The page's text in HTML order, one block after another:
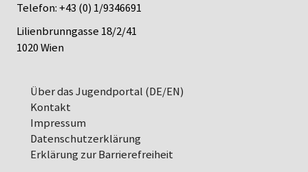
Telefon:+43 (0) 1/9346691
Lilienbrunngasse 18/2/41
1020 Wien
Über das Jugendportal (DE/EN)
Kontakt
Impressum
Datenschutz­erklärung
Erklärung zur Barrierefreiheit